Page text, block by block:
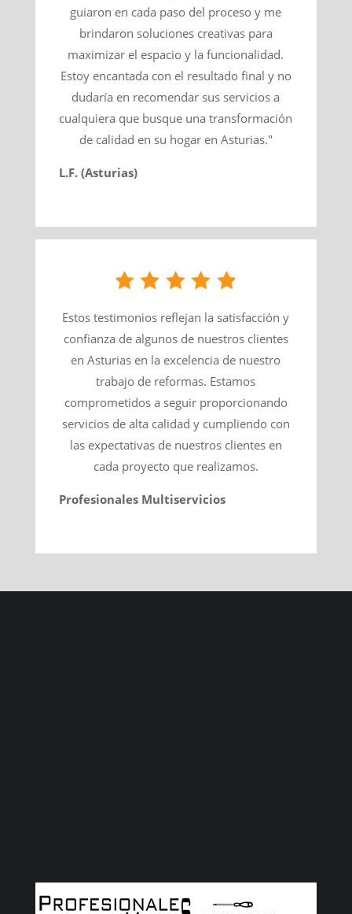
guiaron en cada paso del proceso y me
brindaron soluciones creativas para
maximizar el espacio y la funcionalidad.
Estoy encantada con el resultado final y no
dudaría en recomendar sus servicios a
cualquiera que busque una transformación
de calidad en su hogar en Asturias."
L.F. (Asturias)
Estos testimonios reflejan la satisfacción y
confianza de algunos de nuestros clientes
en Asturias en la excelencia de nuestro
trabajo de reformas. Estamos
comprometidos a seguir proporcionando
servicios de alta calidad y cumpliendo con
las expectativas de nuestros clientes en
cada proyecto que realizamos.
Profesionales Multiservicios